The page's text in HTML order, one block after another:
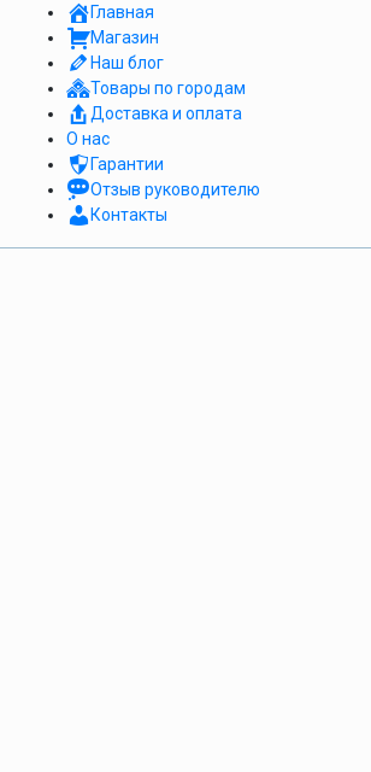
Главная
Магазин
Наш блог
Товары по городам
Доставка и оплата
О нас
Гарантии
Отзыв руководителю
Контакты